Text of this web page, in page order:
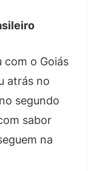
com o Goiás
atrás no
segundo
sabor
na